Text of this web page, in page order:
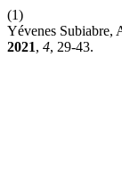
(1)
Yévenes
2021, 4, 29-43.